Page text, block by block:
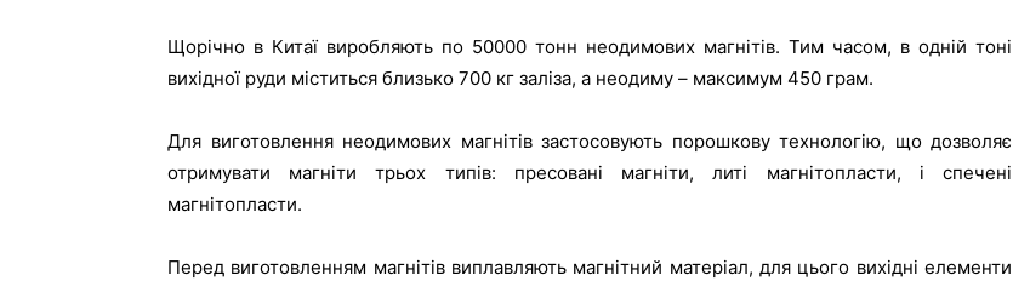
Щорічно в Китаї виробляють по 50000 тонн неодимових магнітів. Тим часом, в одній тоні
вихідної руди міститься близько 700 кг заліза, а неодиму – максимум 450 грам.
Для виготовлення неодимових магнітів застосовують порошкову технологію, що дозволяє
отримувати магніти трьох типів: пресовані магніти, литі магнітопласти, і спечені
магнітопласти.
Перед виготовленням магнітів виплавляють магнітний матеріал, для цього вихідні елементи